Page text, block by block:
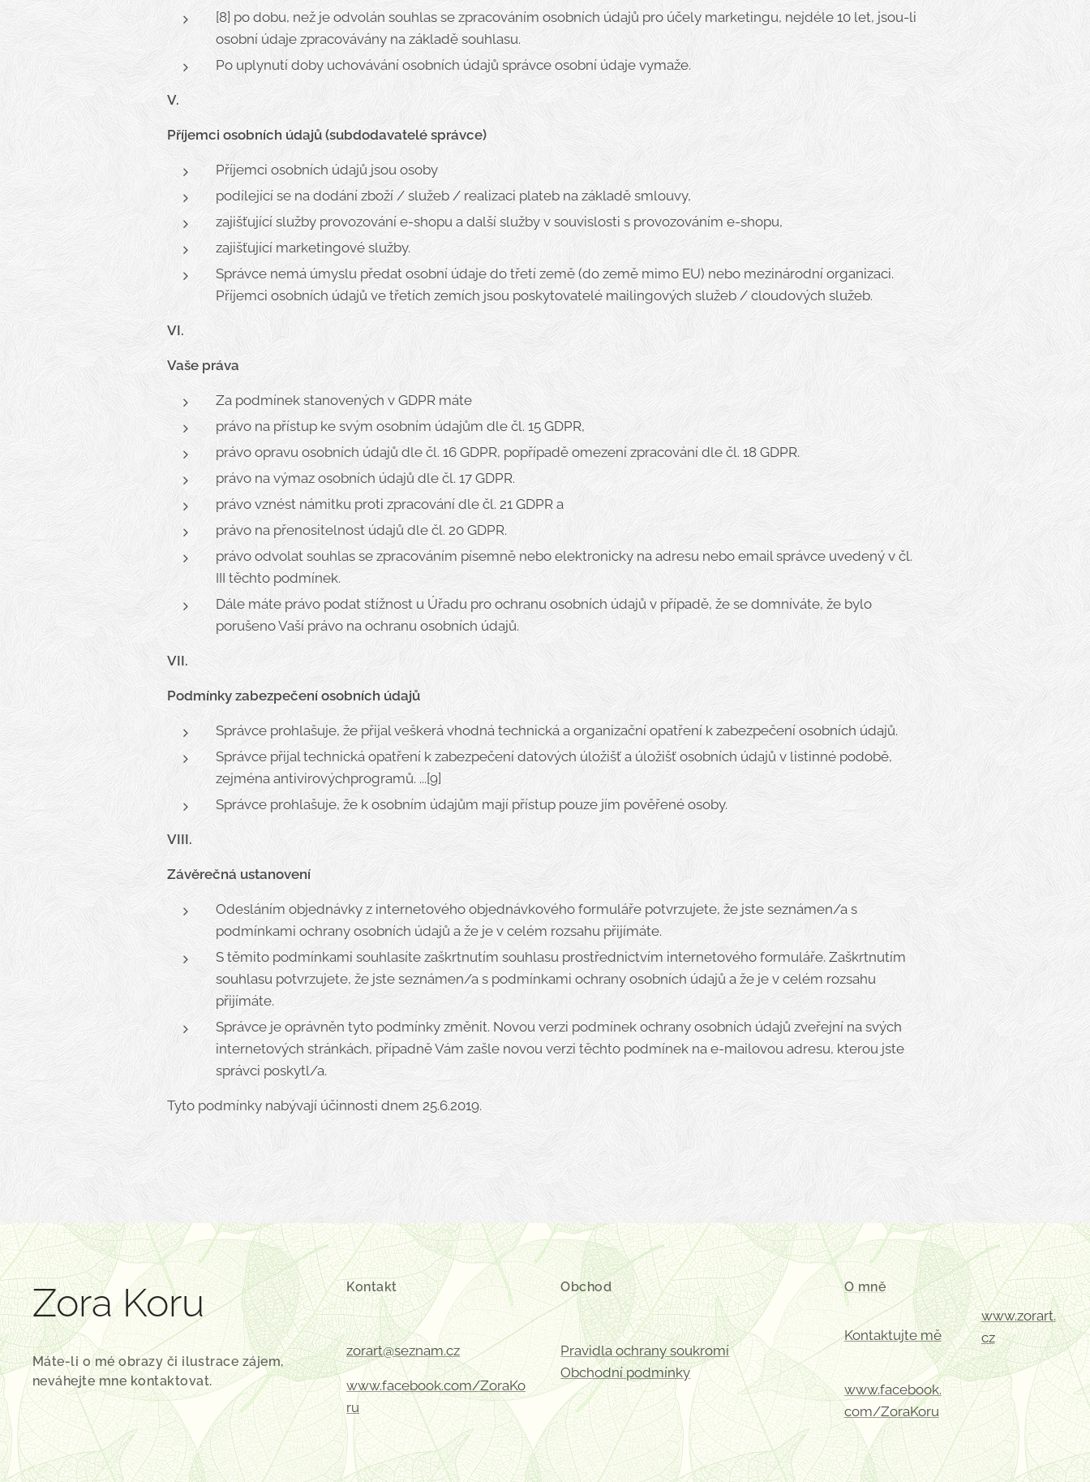
[8] po dobu, než je odvolán souhlas se zpracováním osobních údajů pro účely marketingu, nejdéle 10 let, jsou-li
osobní údaje zpracovávány na základě souhlasu.
Po uplynutí doby uchovávání osobních údajů správce osobní údaje vymaže.
V.
Příjemci osobních údajů (subdodavatelé správce)
Příjemci osobních údajů jsou osoby
podílející se na dodání zboží / služeb / realizaci plateb na základě smlouvy,
zajišťující služby provozování e-shopu a další služby v souvislosti s provozováním e-shopu,
zajišťující marketingové služby.
Správce nemá úmyslu předat osobní údaje do třetí země (do země mimo EU) nebo mezinárodní organizaci.
Příjemci osobních údajů ve třetích zemích jsou poskytovatelé mailingových služeb / cloudových služeb.
VI.
Vaše práva
Za podmínek stanovených v GDPR máte
právo na přístup ke svým osobním údajům dle čl. 15 GDPR,
právo opravu osobních údajů dle čl. 16 GDPR, popřípadě omezení zpracování dle čl. 18 GDPR.
právo na výmaz osobních údajů dle čl. 17 GDPR.
právo vznést námitku proti zpracování dle čl. 21 GDPR a
právo na přenositelnost údajů dle čl. 20 GDPR.
právo odvolat souhlas se zpracováním písemně nebo elektronicky na adresu nebo email správce uvedený v čl.
III těchto podmínek.
Dále máte právo podat stížnost u Úřadu pro ochranu osobních údajů v případě, že se domníváte, že bylo
porušeno Vaší právo na ochranu osobních údajů.
VII.
Podmínky zabezpečení osobních údajů
Správce prohlašuje, že přijal veškerá vhodná technická a organizační opatření k zabezpečení osobních údajů.
Správce přijal technická opatření k zabezpečení datových úložišť a úložišť osobních údajů v listinné podobě,
zejména antivirovýchprogramů. ...[9]
Správce prohlašuje, že k osobním údajům mají přístup pouze jím pověřené osoby.
VIII.
Závěrečná ustanovení
Odesláním objednávky z internetového objednávkového formuláře potvrzujete, že jste seznámen/a s
podmínkami ochrany osobních údajů a že je v celém rozsahu přijímáte.
S těmito podmínkami souhlasíte zaškrtnutím souhlasu prostřednictvím internetového formuláře. Zaškrtnutím
souhlasu potvrzujete, že jste seznámen/a s podmínkami ochrany osobních údajů a že je v celém rozsahu
přijímáte.
Správce je oprávněn tyto podmínky změnit. Novou verzi podmínek ochrany osobních údajů zveřejní na svých
internetových stránkách, případně Vám zašle novou verzi těchto podmínek na e-mailovou adresu, kterou jste
správci poskytl/a.
Tyto podmínky nabývají účinnosti dnem 25.6.2019.
Zora Koru
Máte-li o mé obrazy či ilustrace zájem,
neváhejte mne kontaktovat.
Kontakt
zorart@seznam.cz
www.facebook.com/ZoraKo
ru
Obchod
Pravidla ochrany soukromí
Obchodní podmínky
O mně
Kontaktujte mě
www.facebook.
com/ZoraKoru
www.zorart.
cz